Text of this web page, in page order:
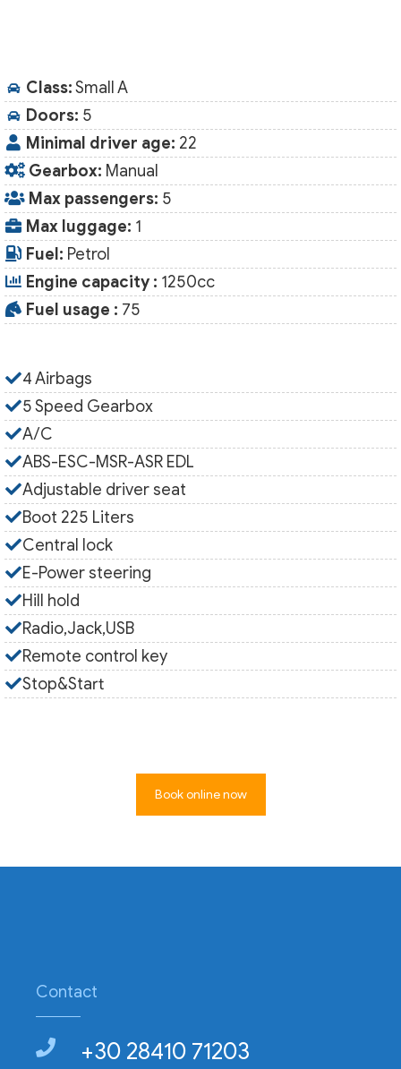
Class:Small A
Doors: 5
Minimal driver age: 22
Gearbox: Manual
Max passengers: 5
Max luggage: 1
Fuel: Petrol
Engine capacity : 1250cc
Fuel usage : 75
4 Airbags
5 Speed Gearbox
A/C
ABS-ESC-MSR-ASR EDL
Adjustable driver seat
Boot 225 Liters
Central lock
E-Power steering
Hill hold
Radio,Jack,USB
Remote control key
Stop&Start
Book online now
Contact
+30 28410 71203